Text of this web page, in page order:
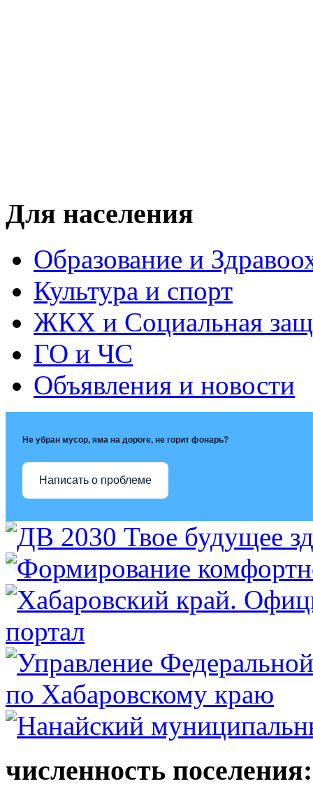
Для населения
Образование и
Культура и спорт
ЖКХ и Социальная
ГО и ЧС
Объявления и новости
Не убран мусор, яма на дороге, не горит фонарь?
Написать о проблеме
численность поселения: